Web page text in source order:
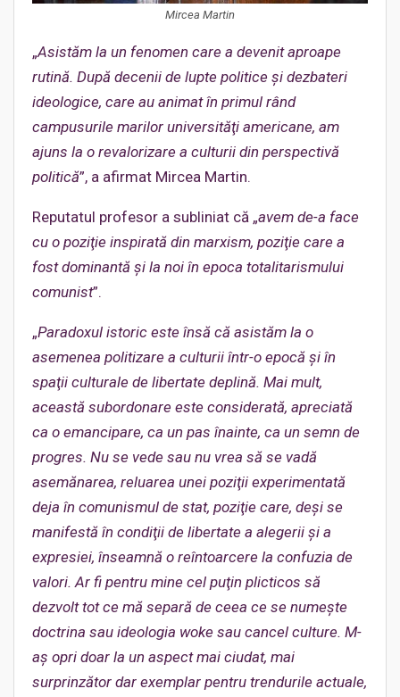
Mircea Martin
„Asistăm la un fenomen care a devenit aproape
rutină. După decenii de lupte politice şi dezbateri
ideologice, care au animat în primul rând
campusurile marilor universităţi americane, am
ajuns la o revalorizare a culturii din perspectivă
politică”, a afirmat Mircea Martin.
Reputatul profesor a subliniat că „avem de-a face
cu o poziţie inspirată din marxism, poziţie care a
fost dominantă şi la noi în epoca totalitarismului
comunist”.
„Paradoxul istoric este însă că asistăm la o
asemenea politizare a culturii într-o epocă şi în
spaţii culturale de libertate deplină. Mai mult,
această subordonare este considerată, apreciată
ca o emancipare, ca un pas înainte, ca un semn de
progres. Nu se vede sau nu vrea să se vadă
asemănarea, reluarea unei poziţii experimentată
deja în comunismul de stat, poziţie care, deşi se
manifestă în condiţii de libertate a alegerii şi a
expresiei, înseamnă o reîntoarcere la confuzia de
valori. Ar fi pentru mine cel puţin plicticos să
dezvolt tot ce mă separă de ceea ce se numeşte
doctrina sau ideologia woke sau cancel culture. M-
aş opri doar la un aspect mai ciudat, mai
surprinzător dar exemplar pentru trendurile actuale,